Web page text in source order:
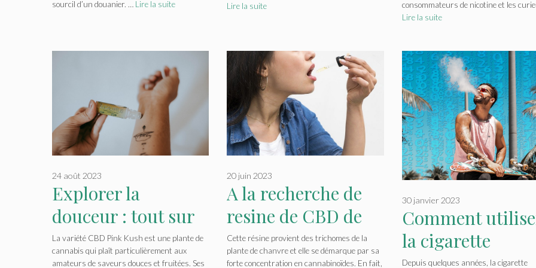
sourcil d’un douanier. … Lire la suite
Lire la suite
les yeux
consommateurs de nicotine et les
Lire la suite
Explorer la
douceur : tout sur
la variete CBD Pink
Kush
24 août 2023
La variété CBD Pink Kush est une plante de
cannabis qui plaît particulièrement aux
amateurs de saveurs douces et fruitées. Ses
A la recherche de
resine de CBD de
qualite ?
20 juin 2023
Cette résine provient des trichomes de la
plante de chanvre et elle se démarque par sa
forte concentration en cannabinoïdes. En fait,
Comment
la cigarette
30 janvier 2023
Depuis quelques années, la cigarette